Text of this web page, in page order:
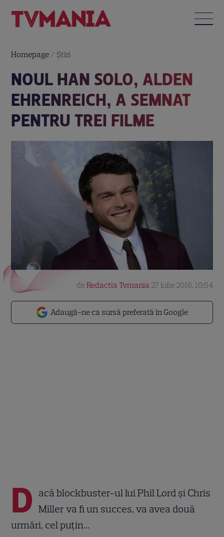
Homepage / Știri
NOUL HAN SOLO, ALDEN
EHRENREICH, A SEMNAT
PENTRU TREI FILME
Adaugă-ne ca sursă preferată în Google
deRedactia Tvmania 27 iulie 2016, 10:54
D acă blockbuster-ul lui Phil Lord și Chris
Miller va fi un succes, va avea două
urmări, cel puțin…